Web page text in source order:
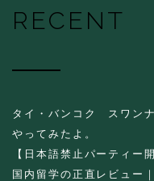
RECENT
タイ・バンコク スワン
やってみたよ。
【日本語禁止パーティ
国内留学の正直レビュー